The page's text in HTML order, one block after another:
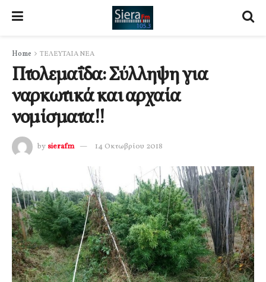
Home ΤΕΛΕΥΤΑΙΑ ΝΕΑ
Πτολεμαΐδα: Σύλληψη για
ναρκωτικά και αρχαία
νομίσματα!!
by sierafm 14 Οκτωβρίου 2018